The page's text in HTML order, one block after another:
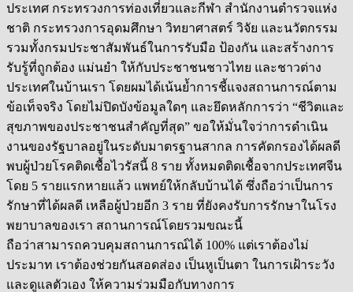
ประเทศ กระทรวงการท่องเที่ยวและกีฬา สำนักงานตำรวจแห่ง
ชาติ กระทรวงการอุดมศึกษา วิทยาศาสตร์ วิจัย และนวัตกรรม
รวมทั้งกรมประชาสัมพันธ์ในการรับมือ ป้องกัน และสร้างการ
รับรู้ที่ถูกต้อง แม่นยำ ให้กับประชาชนชาวไทย และชาวต่าง
ประเทศในบ้านเรา โดยผมได้เน้นย้ำการชี้แจงสถานการณ์ตาม
ข้อเท็จจริง โดยไม่ปิดบังข้อมูลใดๆ และยึดหลักการว่า “ชีวิตและ
สุขภาพของประชาชนสำคัญที่สุด” ขอให้มั่นใจว่าการดำเนิน
งานของรัฐบาลอยู่ในระดับมาตรฐานสากล การคัดกรองได้ผลดี
พบผู้ป่วยโรคติดเชื้อไวรัสนี้ 8 ราย ทั้งหมดติดเชื้อจากประเทศจีน
โดย 5 รายแรกหายแล้ว แพทย์ให้กลับบ้านได้ ซึ่งถือว่าเป็นการ
รักษาที่ได้ผลดี เหลือผู้ป่วยอีก 3 ราย ที่ยังคงรับการรักษาในโรง
พยาบาลของเรา สถานการณ์โดยรวมขณะนี้
ถือว่าสามารถควบคุมสถานการณ์ได้ 100% แต่เราต้องไม่
ประมาท เราต้องช่วยกันสอดส่อง เป็นหูเป็นตา ในการเฝ้าระวัง
และดูแลตัวเอง ให้ความร่วมมือกับทางการ